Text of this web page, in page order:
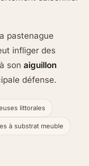
pastenague
infliger des
son aiguillon
défense.
littorales
à substrat meuble